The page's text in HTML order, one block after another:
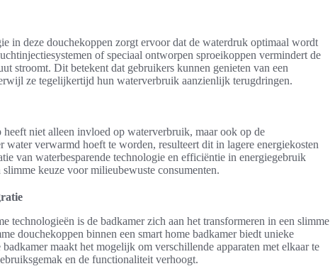
in deze douchekoppen zorgt ervoor dat de waterdruk optimaal wordt
of speciaal ontworpen sproeikoppen vermindert de
stroomt. Dit betekent dat gebruikers kunnen genieten van een
ze tegelijkertijd hun waterverbruik aanzienlijk terugdringen.
niet alleen invloed op waterverbruik, maar ook op de
water verwarmd hoeft te worden, resulteert dit in lagere energiekosten
van waterbesparende technologie en efficiëntie in energiegebruik
keuze voor milieubewuste consumenten.
technologieën is de badkamer zich aan het transformeren in een slimme
douchekoppen binnen een smart home badkamer biedt unieke
maakt het mogelijk om verschillende apparaten met elkaar te
en de functionaliteit verhoogt.